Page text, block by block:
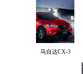
马自达CX-3